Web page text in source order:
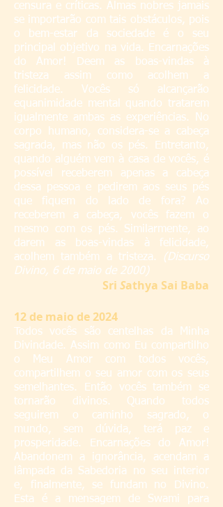
censura e críticas. Almas nobres jamais
se importarão com tais obstáculos, pois
o bem-estar da sociedade é o seu
principal objetivo na vida. Encarnações
do Amor! Deem as boas-vindas à
tristeza assim como acolhem a
felicidade. Vocês só alcançarão
equanimidade mental quando tratarem
igualmente ambas as experiências. No
corpo humano, considera-se a cabeça
sagrada, mas não os pés. Entretanto,
quando alguém vem à casa de vocês, é
possível receberem apenas a cabeça
dessa pessoa e pedirem aos seus pés
que fiquem do lado de fora? Ao
receberem a cabeça, vocês fazem o
mesmo com os pés. Similarmente, ao
darem as boas-vindas à felicidade,
acolhem também a tristeza.
(Discurso
Divino, 6 de maio de 2000)
Sri Sathya Sai Baba
12 de maio de 2024
Todos vocês são centelhas da Minha
Divindade. Assim como Eu compartilho
o Meu Amor com todos vocês,
compartilhem o seu amor com os seus
semelhantes. Então vocês também se
tornarão divinos. Quando todos
seguirem o caminho sagrado, o
mundo, sem dúvida, terá paz e
prosperidade. Encarnações do Amor!
Abandonem a ignorância, acendam a
lâmpada da Sabedoria no seu interior
e, finalmente, se fundam no Divino.
Esta é a mensagem de Swami para